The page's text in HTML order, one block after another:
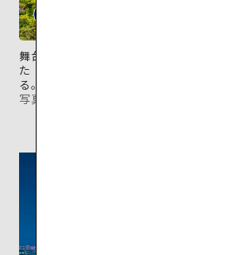
舞台と本堂は168本の柱によって支え
た「懸造り（かけづくり）」という工
る。
写真提供：清水寺